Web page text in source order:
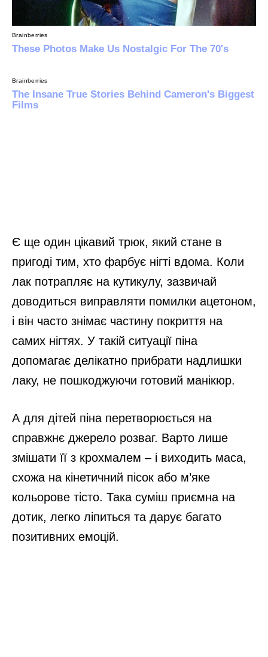
Є ще один цікавий трюк, який стане в
пригоді тим, хто фарбує нігті вдома. Коли
лак потрапляє на кутикулу, зазвичай
доводиться виправляти помилки ацетоном,
і він часто знімає частину покриття на
самих нігтях. У такій ситуації піна
допомагає делікатно прибрати надлишки
лаку, не пошкоджуючи готовий манікюр.
А для дітей піна перетворюється на
справжнє джерело розваг. Варто лише
змішати її з крохмалем – і виходить маса,
схожа на кінетичний пісок або м’яке
кольорове тісто. Така суміш приємна на
дотик, легко ліпиться та дарує багато
позитивних емоцій.